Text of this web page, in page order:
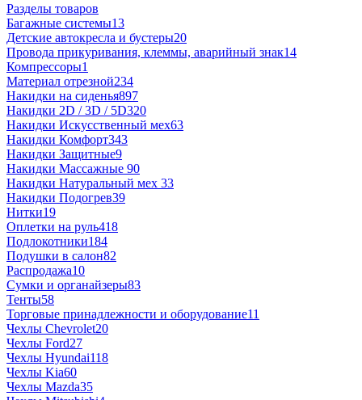
Разделы товаров
Багажные системы13
Детские автокресла и бустеры20
Провода прикуривания, клеммы, аварийный знак14
Компрессоры1
Материал отрезной234
Накидки на сиденья897
Накидки 2D / 3D / 5D320
Накидки Искусственный мех63
Накидки Комфорт343
Накидки Защитные9
Накидки Массажные 90
Накидки Натуральный мех 33
Накидки Подогрев39
Нитки19
Оплетки на руль418
Подлокотники184
Подушки в салон82
Распродажа10
Сумки и органайзеры83
Тенты58
Торговые принадлежности и оборудование11
Чехлы Chevrolet20
Чехлы Ford27
Чехлы Hyundai118
Чехлы Kia60
Чехлы Mazda35